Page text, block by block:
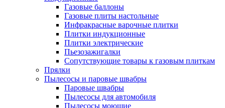
Газовые баллоны
Газовые плиты настольные
Инфракрасные варочные плитки
Плитки индукционные
Плитки электрические
Пьезозажигалки
Сопутствующие товары к газовым плиткам
Прялки
Пылесосы и паровые швабры
Паровые швабры
Пылесосы для автомобиля
Пылесосы моющие